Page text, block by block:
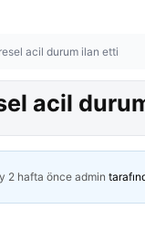
acil durum ilan etti
acil
2 hafta önceadmin